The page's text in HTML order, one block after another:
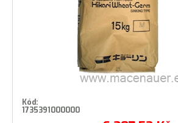
Kód:
1735391000000